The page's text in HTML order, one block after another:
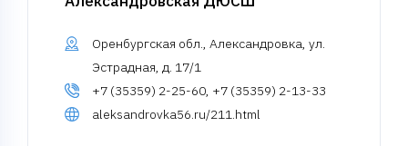
Оренбургская обл., Александровка, ул.
Эстрадная, д. 17/1
+7 (35359) 2-25-60, +7 (35359) 2-13-33
aleksandrovka56.ru/211.html